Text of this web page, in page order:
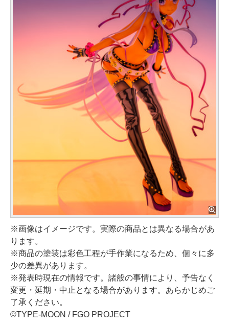
※画像はイメージです。実際の商品とは異なる場合があ
ります。
※商品の塗装は彩色工程が手作業になるため、個々に多
少の差異があります。
※発表時現在の情報です。諸般の事情により、予告なく
変更・延期・中止となる場合があります。あらかじめご
了承ください。
©TYPE-MOON / FGO PROJECT